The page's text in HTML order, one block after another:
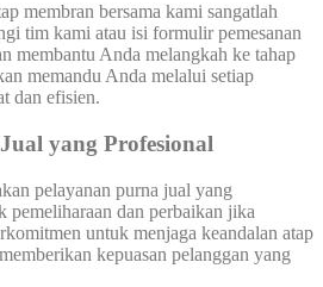
membran bersama kami sangatlah
tim kami atau isi formulir pemesanan
membantu Anda melangkah ke tahap
memandu Anda melalui setiap
dan efisien.
yang Profesional
pelayanan purna jual yang
pemeliharaan dan perbaikan jika
untuk menjaga keandalan atap
kepuasan pelanggan yang